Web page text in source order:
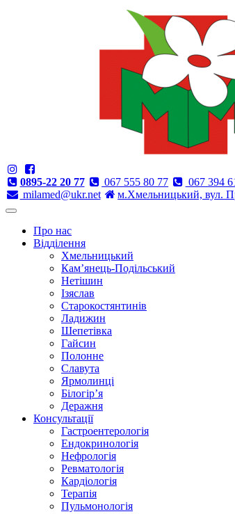
0895-22 20 77 067 555 80 77 067 394
milamed@ukr.net
м.Хмельницький, вул.
Про нас
Відділення
Хмельницький
Кам’янець-Подільський
Нетішин
Ізяслав
Старокостянтинів
Ладижин
Шепетівка
Гайсин
Полонне
Славута
Ярмолинці
Білогір’я
Деражня
Консультації
Гастроентерологія
Ендокринологія
Нефрологія
Ревматологія
Кардіологія
Терапія
Пульмонологія